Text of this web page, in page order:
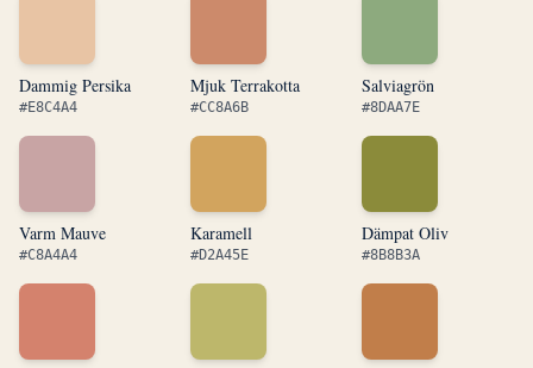
Dammig Persika
#E8C4A4
Mjuk Terrakotta
#CC8A6B
Salviagrön
#8DAA7E
Varm Mauve
#C8A4A4
Karamell
#D2A45E
Dämpat Oliv
#8B8B3A